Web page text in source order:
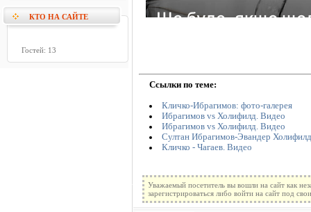
КТО НА САЙТЕ
Гостей: 13
Ссылки по теме:
Кличко-Ибрагимов: фото-галерея
Ибрагимов vs Холифилд. Видео
Ибрагимов vs Холифилд. Видео
Султан Ибрагимов-Эвандер
Кличко - Чагаев. Видео
Уважаемый посетитель вы вошли на сайт как
зарегистрироваться либо войти на сайт под